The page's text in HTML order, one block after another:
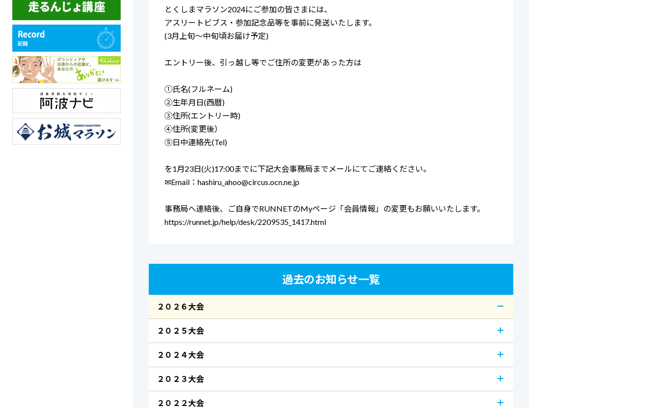
とくしまマラソン2024にご参加の皆さまには、
アスリートビブス・参加記念品等を事前に発送いたします。
(3月上旬～中旬頃お届け予定)
エントリー後、引っ越し等でご住所の変更があった方は
①氏名(フルネーム)
②生年月日(西暦)
③住所(エントリー時)
④住所(変更後）
⑤日中連絡先(Tel)
を1月23日(火)17:00までに下記大会事務局までメールにてご連絡ください。
✉Email：hashiru_ahoo@circus.ocn.ne.jp
事務局へ連絡後、ご自身でRUNNETのMyページ「会員情報」の変更もお願いいたします。
https://runnet.jp/help/desk/2209535_1417.html
過去のお知らせ一覧
２０２６大会
２０２５大会
２０２４大会
２０２３大会
２０２２大会